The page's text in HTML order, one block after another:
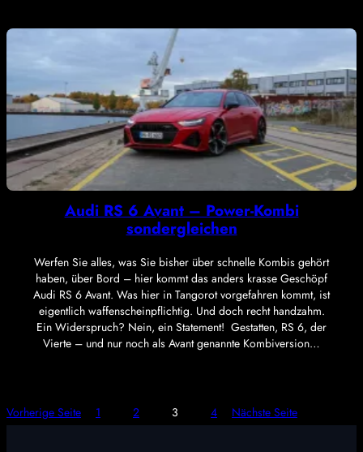
Audi RS 6 Avant – Power-Kombi
sondergleichen
Werfen Sie alles, was Sie bisher über schnelle Kombis gehört
haben, über Bord – hier kommt das anders krasse Geschöpf
Audi RS 6 Avant. Was hier in Tangorot vorgefahren kommt, ist
eigentlich waffenscheinpflichtig. Und doch recht handzahm.
Ein Widerspruch? Nein, ein Statement! Gestatten, RS 6, der
Vierte – und nur noch als Avant genannte Kombiversion…
Vorherige Seite 1 2 3 4 Nächste Seite